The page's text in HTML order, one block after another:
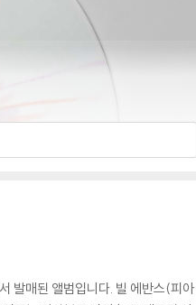
매된 앨범입니다. 빌 에반스(피아